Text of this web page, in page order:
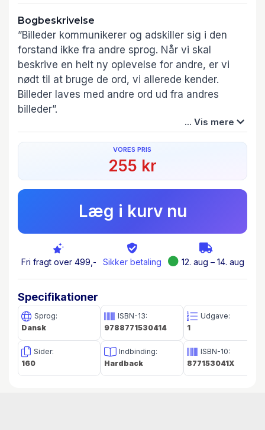
Bogbeskrivelse
”Billeder kommunikerer og adskiller sig i den
forstand ikke fra andre sprog. Når vi skal
beskrive en helt ny oplevelse for andre, er vi
nødt til at bruge de ord, vi allerede kender.
Billeder laves med andre ord ud fra andres
billeder”.
billed- og kunstinteresserede, herunder de, der
blandt andet vil opleve mere om parafraser i
billedkunsten.
Udover en indførelse i billedkunsten behandles
kunstbetegnelserne kopi, plagiat, replik,
pastiche og appropriering.
tableaux vivants, collage/assemblage, skulptur
og billedmanipulation behandles i særskilte
afsnit med en del kreative øvelser, som er
samlet i afsnit bagest i bogen.
... Vis mere
VORES PRIS
255 kr
Læg i kurv nu
Fri fragt over 499,- Sikker betaling 12. aug – 14. aug
Specifikationer
Sprog:
Dansk
Sider:
160
ISBN-13:
9788771530414
Indbinding:
Hardback
Udgave:
1
ISBN-10:
877153041X